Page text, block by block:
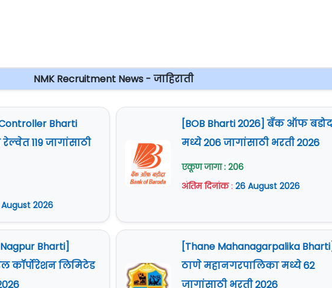
NMK Recruitment News - जाहिराती
Bharti
119 जागांसाठी
August 2026
[BOB Bharti 2026] बँक ऑफ
मध्ये 206 जागांसाठी भरती 2026
एकूण जागा : 206
अंतिम दिनांक: 26 August 2026
Bharti]
रेल कॉर्पोरेशन लिमिटेड
[Thane Mahanagarpalika
ठाणे महानगरपालिका मध्ये 62
जागांसाठी भरती 2026